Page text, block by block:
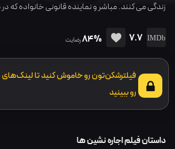
زندگی می کنند. مباشر و نماینده قانونی خانواده که
7.7
84%رضایت
فیلترشکن‌تون رو خاموش کنید تا لینک‌های
رو ببینید
داستان فیلم اجاره نشین ها